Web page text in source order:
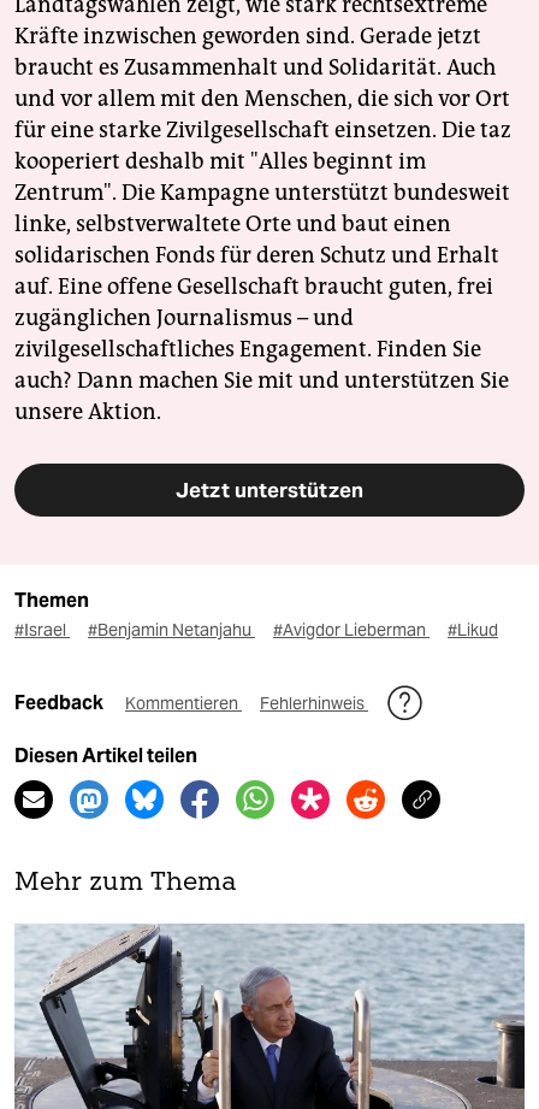
Kräfte inzwischen geworden sind. Gerade jetzt
braucht es Zusammenhalt und Solidarität. Auch
und vor allem mit den Menschen, die sich vor Ort
für eine starke Zivilgesellschaft einsetzen. Die taz
kooperiert deshalb mit "Alles beginnt im
Zentrum". Die Kampagne unterstützt bundesweit
linke, selbstverwaltete Orte und baut einen
solidarischen Fonds für deren Schutz und Erhalt
auf. Eine offene Gesellschaft braucht guten, frei
zugänglichen Journalismus – und
zivilgesellschaftliches Engagement. Finden Sie
auch? Dann machen Sie mit und unterstützen Sie
unsere Aktion.
Jetzt unterstützen
Themen
#Israel #Benjamin Netanjahu #Avigdor Lieberman #Likud
Feedback Kommentieren Fehlerhinweis
Diesen Artikel teilen
Mehr zum Thema